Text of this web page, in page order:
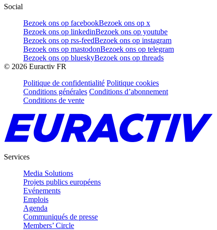
Social
Bezoek ons op facebookBezoek ons op x
Bezoek ons op linkedinBezoek ons op youtube
Bezoek ons op rss-feedBezoek ons op instagram
Bezoek ons op mastodonBezoek ons op telegram
Bezoek ons op blueskyBezoek ons op threads
© 2026 Euractiv FR
Politique de confidentialité Politique cookies
Conditions générales Conditions d’abonnement
Conditions de vente
Services
Media Solutions
Projets publics européens
Evénements
Emplois
Agenda
Communiqués de presse
Members’ Circle